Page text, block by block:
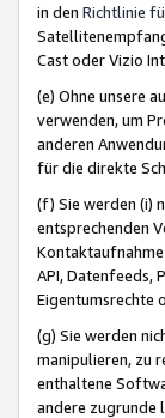
in den Richtlinie
Cast oder Vizio
(e) Ohne unsere
verwenden, um
anderen
für die direkte
(f) Sie werden (i)
entsprechenden
API, Datenfeeds,
Eigentumsrechte
(g) Sie werden
manipulieren, zu
enthaltene
andere zugrunde